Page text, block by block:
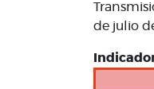
de julio